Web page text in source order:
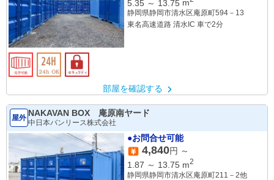
5.35 ～ 13.75 m
静岡県静岡市清水区庵原町594－13
東名高速道路 清水IC 車で2分
部屋を確認する
屋外 NAKAVAN BOX 庵原南ヤード
中日本バンリース株式会社
●お問合せ可能
4,840円 ～
1.87 ～ 13.75 m2
静岡県静岡市清水区庵原町211－2他